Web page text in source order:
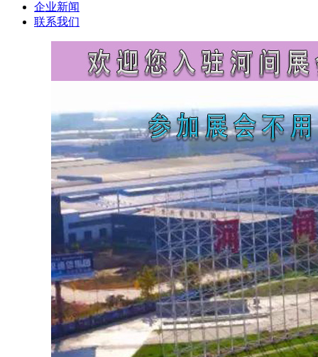
企业新闻
联系我们